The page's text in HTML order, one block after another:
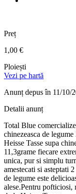
Preț
1,00 €
Ploiești
Vezi pe hartă
Anunț depusîn 11/10/
Detalii anunț
Total Blue
chinezeasca de
Heisse Tasse supa
11,3grame fiecare
unica, pur si simplu
amestecati si asteptati
de legume este
alese.Pentru pofticiosi,